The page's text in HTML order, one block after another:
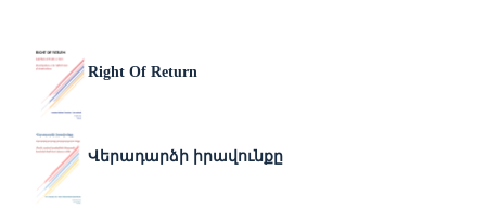
Right Of Return
Վերադարձի իրավունքը